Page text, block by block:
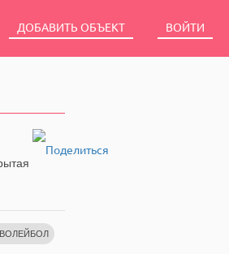
ДОБАВИТЬ ОБЪЕКТ ВОЙТИ
ВОЛЕЙБОЛ